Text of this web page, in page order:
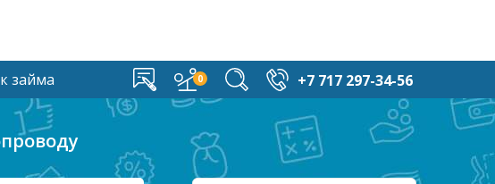
займа +7 717 297-34-56